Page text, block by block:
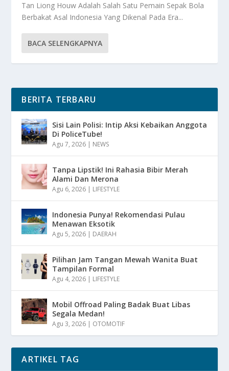
Tan Liong Houw Adalah Salah Satu Pemain Sepak Bola
Berbakat Asal Indonesia Yang Dikenal Pada Era...
BACA SELENGKAPNYA
BERITA TERBARU
Sisi Lain Polisi: Intip Aksi Kebaikan Anggota
Di PoliceTube!
Agu 7, 2026 | NEWS
Tanpa Lipstik! Ini Rahasia Bibir Merah
Alami Dan Merona
Agu 6, 2026 | LIFESTYLE
Indonesia Punya! Rekomendasi Pulau
Menawan Eksotik
Agu 5, 2026 | DAERAH
Pilihan Jam Tangan Mewah Wanita Buat
Tampilan Formal
Agu 4, 2026 | LIFESTYLE
Mobil Offroad Paling Badak Buat Libas
Segala Medan!
Agu 3, 2026 | OTOMOTIF
ARTIKEL TAG